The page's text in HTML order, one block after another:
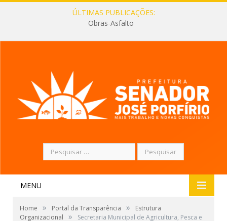
ÚLTIMAS PUBLICAÇÕES:
Obras-Asfalto
Pesquisar
por:
MENU
Home » Portal da Transparência »
Estrutura
Organizacional
»
Secretaria Municipal de Agricultura, Pesca e